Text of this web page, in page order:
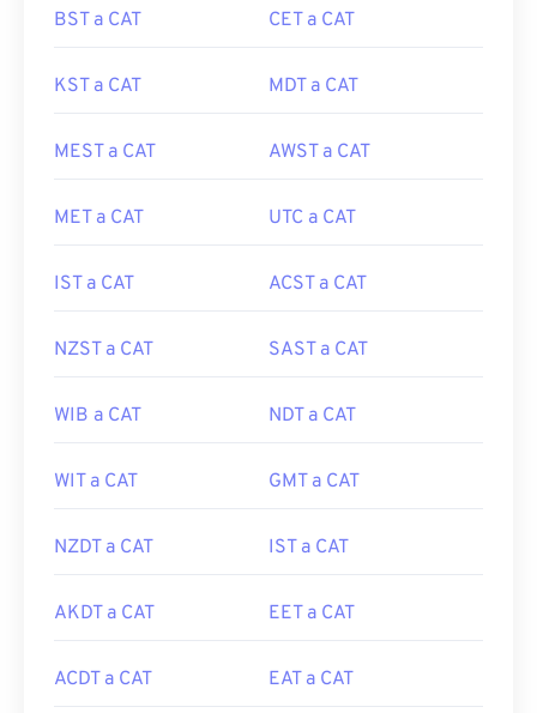
BST a CAT CET a CAT
KST a CAT MDT a CAT
MEST a CAT AWST a CAT
MET a CAT UTC a CAT
IST a CAT ACST a CAT
NZST a CAT SAST a CAT
WIB a CAT NDT a CAT
WIT a CAT GMT a CAT
NZDT a CAT IST a CAT
AKDT a CAT EET a CAT
ACDT a CAT EAT a CAT